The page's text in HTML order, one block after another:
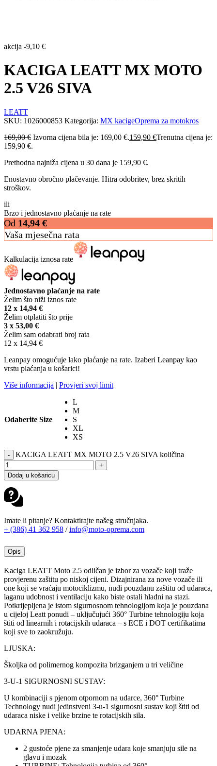
akcija -9,10 €
KACIGA LEATT MX MOTO
2.5 V26 SIVA
LEATT
SKU: 1026000853 Kategorija: MX kacigeOprema za motokros
169,00€ Izvorna cijena bila je: 169,00 €.159,90 €Trenutna cijena je:
159,90 €.
Prethodna najniža cijena u 30 dana je 159,90 €.
Enostavno obročno plačevanje. Hitra odobritev, brez skritih
stroškov.
ili
Brzo i jednostavno plaćanje na rate
Od 14,94 €
Vaša mjesečna rata
Kalkulacija iznosa rate
Jednostavno plaćanje na rate
Želim što niži iznos rate
12 x 14,94 €
Želim otplatiti što prije
3 x 53,00 €
Želim sam odabrati broj rata
12 x 14,94 €
Leanpay omogućuje lako plaćanje na rate. Izaberi Leanpay kao
vrstu plaćanja u košarici!
Više informacija | Provjeri svoj limit
Odaberite Size
L
M
S
XL
XS
- KACIGA LEATT MX MOTO 2.5 V26 SIVA količina
+
Dodaj u košaricu
Imate li pitanje? Kontaktirajte našeg stručnjaka.
+ (386) 41 362 958 /info@moto-oprema.com
Opis
Kaciga LEATT Moto 2.5 odličan je izbor za vozače koji traže
provjerenu zaštitu po niskoj cijeni. Dizajnirana za nove vozače ili
one koji se vraćaju motociklizmu, nudi pouzdanu zaštitu od udaraca,
laganu udobnost i ventilaciju kako biste ostali hladni na stazi.
Potkrijepljena je istom sigurnosnom tehnologijom koja je pouzdana
u cijeloj Leatt ponudi – uključujući 360° Turbine tehnologiju koja
štiti od linearnih i rotacijskih udaraca – s ECE i DOT certifikatima
koji sve to zaokružuju.
LJUSKA:
Školjka od polimernog kompozita brizganjem u tri veličine
3-U-1 SIGURNOSNI SUSTAV:
U kombinaciji s pjenom otpornom na udarce, 360° Turbine
Technology nudi jedinstveni 3-u-1 sigurnosni sustav koji štiti od
udaraca niske i velike brzine te rotacijskih sila.
UDARNA PJENA:
2 gustoće pjene za smanjenje udara koje smanjuju sile na
glavu i mozak